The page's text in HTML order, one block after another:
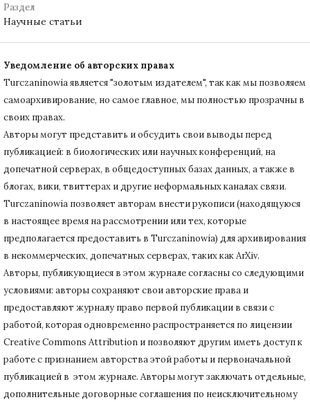
Раздел
Научные статьи
Уведомление об авторских правах
Turczaninowiа является "золотым издателем", так как мы позволяем
самоархивирование, но самое главное, мы полностью прозрачны в
своих правах.
Авторы могут представить и обсудить свои выводы перед
публикацией: в биологических или научных конференций, на
допечатной серверах, в общедоступных базах данных, а также в
блогах, вики, твиттерах и другие неформальных каналах связи.
Turczaninowiа позволяет авторам внести рукописи (находящуюся
в настоящее время на рассмотрении или тех, которые
предполагается предоставить в Turczaninowia) для архивирования
в некоммерческих, допечатных серверах, таких как ArXiv.
Авторы, публикующиеся в этом журнале согласны со следующими
условиями: авторы сохраняют свои авторские права и
предоставляют журналу право первой публикации в связи с
работой, которая одновременно распространяется по лицензии
Creative Commons Attribution и позволяют другим иметь доступ к
работе с признанием авторства этой работы и первоначальной
публикацией в этом журнале. Авторы могут заключать отдельные,
дополнительные договорные соглашения по неисключительному